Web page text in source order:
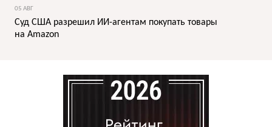
05 АВГ
Суд США разрешил ИИ-агентам покупать товары
на Amazon